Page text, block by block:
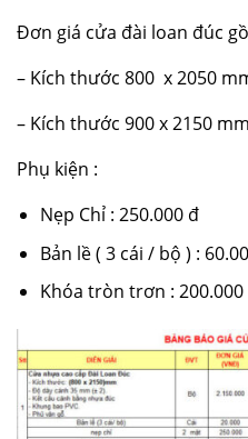
Đơn giá cửa đài loan đúc
– Kích thước 800 x 2050
– Kích thước 900 x 2150
Phụ kiện :
Nẹp Chỉ : 250.000 đ
Bản lề ( 3 cái / bộ ) :
Khóa tròn trơn :